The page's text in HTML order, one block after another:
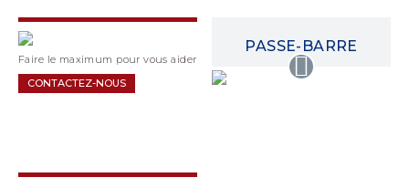
Faire le maximum pour vous aider
CONTACTEZ-NOUS
PASSE-BARRE